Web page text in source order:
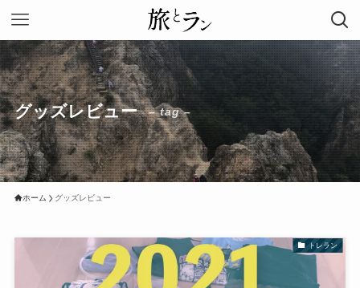
グッズレビュー – tag –
ホーム グッズレビュー
トレラン